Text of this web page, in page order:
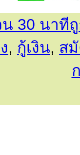
น 30 นาที
, กู้เงิน, ส